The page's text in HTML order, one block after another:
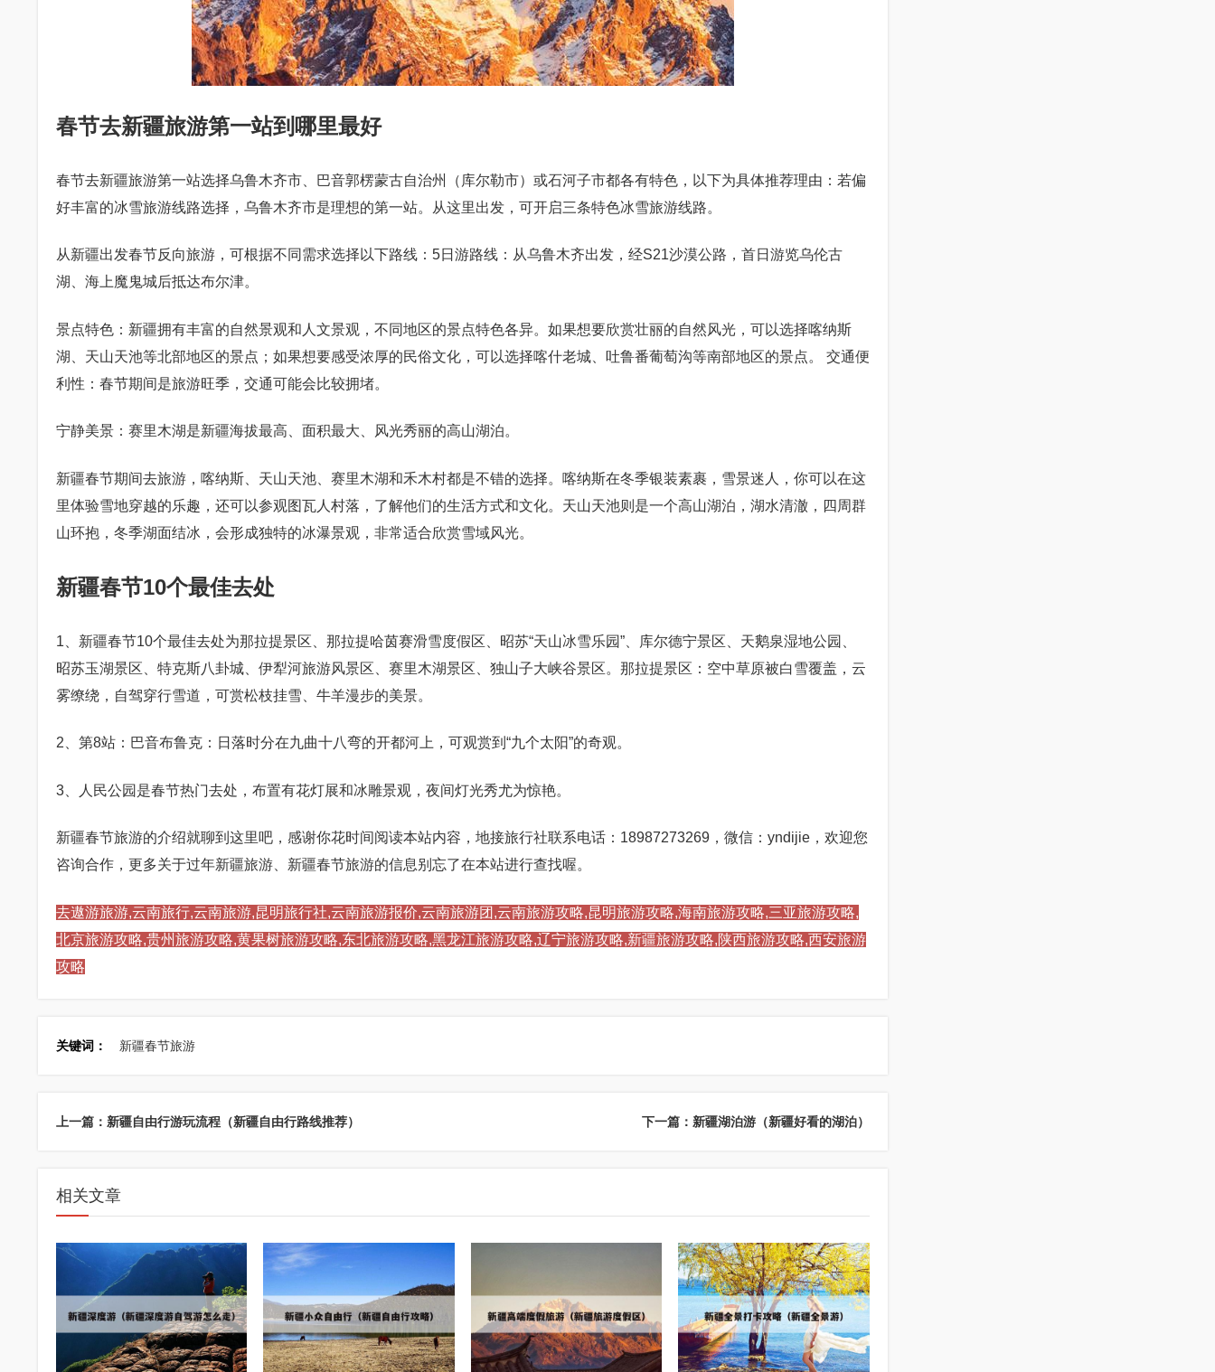
春节去新疆旅游第一站到哪里最好
春节去新疆旅游第一站选择乌鲁木齐市、巴音郭楞蒙古自治州（库尔勒市）或石河子市都各有特色，以下为具体推荐理由：若偏
好丰富的冰雪旅游线路选择，乌鲁木齐市是理想的第一站。从这里出发，可开启三条特色冰雪旅游线路。
从新疆出发春节反向旅游，可根据不同需求选择以下路线：5日游路线：从乌鲁木齐出发，经S21沙漠公路，首日游览乌伦古
湖、海上魔鬼城后抵达布尔津。
景点特色：新疆拥有丰富的自然景观和人文景观，不同地区的景点特色各异。如果想要欣赏壮丽的自然风光，可以选择喀纳斯
湖、天山天池等北部地区的景点；如果想要感受浓厚的民俗文化，可以选择喀什老城、吐鲁番葡萄沟等南部地区的景点。 交通便
利性：春节期间是旅游旺季，交通可能会比较拥堵。
宁静美景：赛里木湖是新疆海拔最高、面积最大、风光秀丽的高山湖泊。
新疆春节期间去旅游，喀纳斯、天山天池、赛里木湖和禾木村都是不错的选择。喀纳斯在冬季银装素裹，雪景迷人，你可以在这
里体验雪地穿越的乐趣，还可以参观图瓦人村落，了解他们的生活方式和文化。天山天池则是一个高山湖泊，湖水清澈，四周群
山环抱，冬季湖面结冰，会形成独特的冰瀑景观，非常适合欣赏雪域风光。
新疆春节10个最佳去处
1、新疆春节10个最佳去处为那拉提景区、那拉提哈茵赛滑雪度假区、昭苏“天山冰雪乐园”、库尔德宁景区、天鹅泉湿地公园、
昭苏玉湖景区、特克斯八卦城、伊犁河旅游风景区、赛里木湖景区、独山子大峡谷景区。那拉提景区：空中草原被白雪覆盖，云
雾缭绕，自驾穿行雪道，可赏松枝挂雪、牛羊漫步的美景。
2、第8站：巴音布鲁克：日落时分在九曲十八弯的开都河上，可观赏到“九个太阳”的奇观。
3、人民公园是春节热门去处，布置有花灯展和冰雕景观，夜间灯光秀尤为惊艳。
新疆春节旅游的介绍就聊到这里吧，感谢你花时间阅读本站内容，地接旅行社联系电话：18987273269，微信：yndijie，欢迎您
咨询合作，更多关于过年新疆旅游、新疆春节旅游的信息别忘了在本站进行查找喔。
去遨游旅游,云南旅行,云南旅游,昆明旅行社,云南旅游报价,云南旅游团,云南旅游攻略,昆明旅游攻略,海南旅游攻略,三亚旅游攻略,
北京旅游攻略,贵州旅游攻略,黄果树旅游攻略,东北旅游攻略,黑龙江旅游攻略,辽宁旅游攻略,新疆旅游攻略,陕西旅游攻略,西安旅游
攻略
关键词： 新疆春节旅游
上一篇：新疆自由行游玩流程（新疆自由行路线推荐） 下一篇：新疆湖泊游（新疆好看的湖泊）
相关文章